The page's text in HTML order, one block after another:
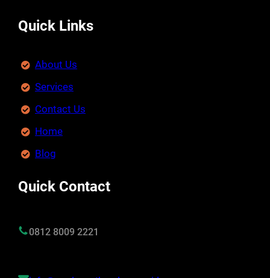
Quick Links
About Us
Services
Contact Us
Home
Blog
Quick Contact
0812 8009 2221